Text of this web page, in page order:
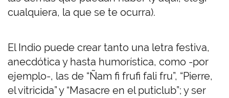
cualquiera, la que se te ocurra).
El Indio puede crear tanto una letra festiva,
anecdótica y hasta humorística, como -por
ejemplo-, las de “Ñam fi frufi fali fru”, “Pierre,
el vitricida” y “Masacre en el puticlub”; y ser